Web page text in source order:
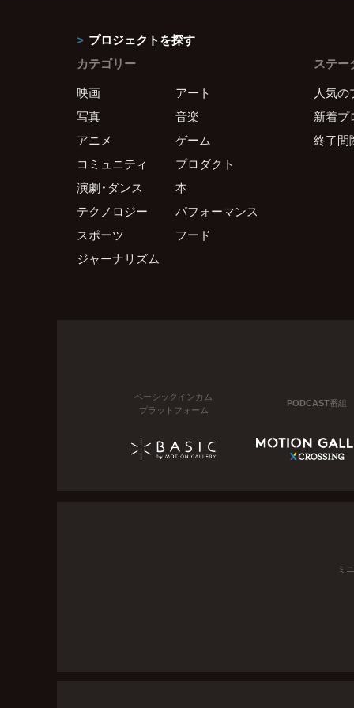
プロジェクトを探す
カテゴリー
映画
アート
写真
音楽
アニメ
ゲーム
コミュニティ
プロダクト
演劇・ダンス
本
テクノロジー
パフォーマンス
スポーツ
フード
ジャーナリズム
ステー
人気の
新着プ
終了間
ベーシックインカム
プラットフォーム
PODCAST番組
ミ